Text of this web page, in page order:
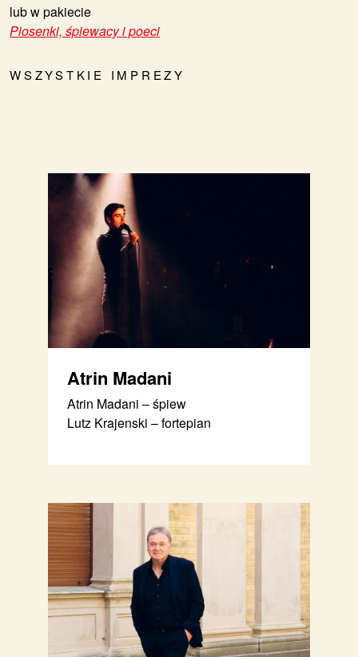
lub w pakiecie
Piosenki, śpiewacy i poeci
WSZYSTKIE IMPREZY
Atrin Madani
Atrin Madani – śpiew
Lutz Krajenski – fortepian